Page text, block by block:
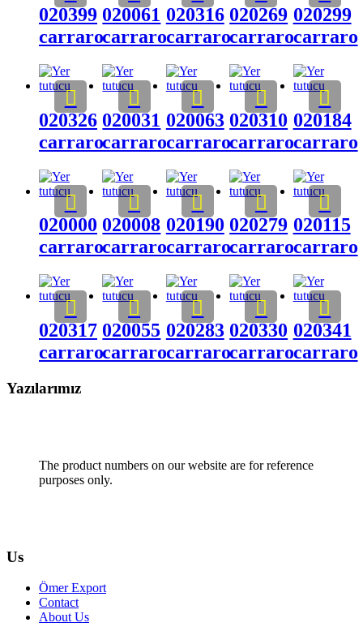
020399
carraro
020061
carraro
020316
carraro
020269
carraro
020299
carraro
020326
carraro
020031
carraro
020063
carraro
020310
carraro
020184
carraro
020000
carraro
020008
carraro
020190
carraro
020279
carraro
020115
carraro
020317
carraro
020055
carraro
020283
carraro
020330
carraro
020341
carraro
Yazılarımız
The product numbers on our website are for reference
purposes only.
Us
Ömer Export
Contact
About Us